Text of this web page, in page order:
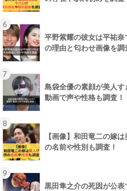
6
平野紫耀の彼女は平祐奈
の理由と匂わせ画像を調
7
島袋全優の素顔が美人す
動画で声や性格も調査！
8
【画像】和田竜二の嫁
の名前や性別も調査！
9
黒田隼之介の死因が公表